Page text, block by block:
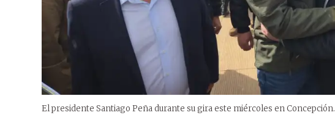
El presidente Santiago Peña durante su gira este miércoles en Concepción.